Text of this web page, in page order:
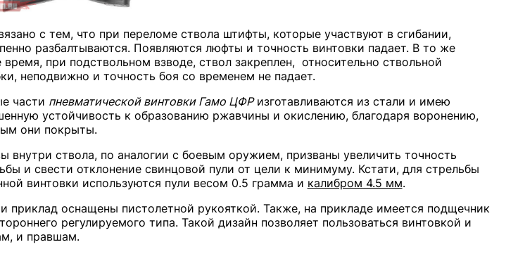
с тем, что при переломе ствола штифты, которые участвуют в сгибании,
разбалтываются. Появляются люфты и точность винтовки падает. В то же
время, при подствольном взводе, ствол закреплен, относительно ствольной
неподвижно и точность боя со временем не падает.
части пневматической винтовки Гамо ЦФРизготавливаются из стали и имею
устойчивость к образованию ржавчины и окислению, благодаря воронению,
они покрыты.
внутри ствола, по аналогии с боевым оружием, призваны увеличить точность
и свести отклонение свинцовой пули от цели к минимуму. Кстати, для стрельбы
винтовки используются пули весом 0.5 грамма и калибром 4.5 мм.
приклад оснащены пистолетной рукояткой. Также, на прикладе имеется подщечник
регулируемого типа. Такой дизайн позволяет пользоваться винтовкой и
и правшам.